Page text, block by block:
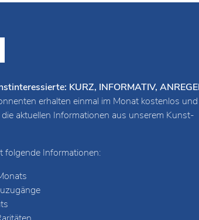
KURZ, INFORMATIV,
erhalten einmal im Monat kostenlos und
aktuellen Informationen aus unserem Kunst-
folgende Informationen: